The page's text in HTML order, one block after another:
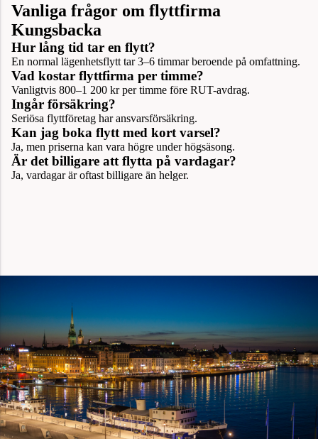
Vanliga frågor om flyttfirma
Kungsbacka
Hur lång tid tar en flytt?
En normal lägenhetsflytt tar 3–6 timmar beroende på omfattning.
Vad kostar flyttfirma per timme?
Vanligtvis 800–1 200 kr per timme före RUT-avdrag.
Ingår försäkring?
Seriösa flyttföretag har ansvarsförsäkring.
Kan jag boka flytt med kort varsel?
Ja, men priserna kan vara högre under högsäsong.
Är det billigare att flytta på vardagar?
Ja, vardagar är oftast billigare än helger.